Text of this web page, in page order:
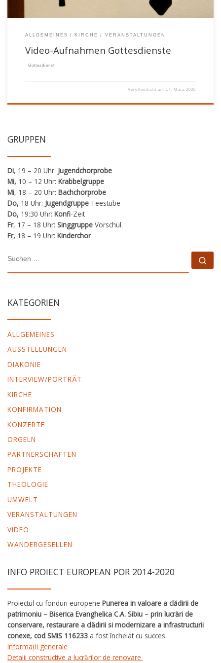
Bauabschnitt der Renovierung der Renovierung
ALLGEMEINES KIRCHE VERANSTALTUNGEN
Video-Aufnahmen Gottesdienste
Gottesdienst
Veröffentlicht am 17. März 2020
GRUPPEN
Di, 19 – 20 Uhr: Jugendchorprobe
Mi, 10 – 12 Uhr: Krabbelgruppe
Mi, 18 – 20 Uhr: Bachchorprobe
Do, 18 Uhr: Jugendgruppe Teestube
Do, 19:30 Uhr: Konfi-Zeit
Fr, 17 – 18 Uhr: Singgruppe Vorschul.
Fr, 18 – 19 Uhr: Kinderchor
SUCHE
KATEGORIEN
ALLGEMEINES
AUSSTELLUNGEN
DIAKONIE
INTERVIEW/PORTRÄT
KIRCHE
KONFIRMATION
KONZERTE
ORGELN
PARTNERSCHAFTEN
PROJEKTE
THEOLOGIE
UMWELT
VERANSTALTUNGEN
VIDEO
WANDERGESELLEN
INFO PROIECT EUROPEAN POR 2014-2020
Proiectul cu fonduri europene Punerea in valoare a clădirii de
patrimoniu – Biserica Evanghelica C.A. Sibiu – prin lucrări de
conservare, restaurare a clădirii si modernizare a infrastructurii
conexe, cod SMIS 116233 a fost încheiat cu succes.
Informații generale
Detalii constructive a lucrărilor de renovare